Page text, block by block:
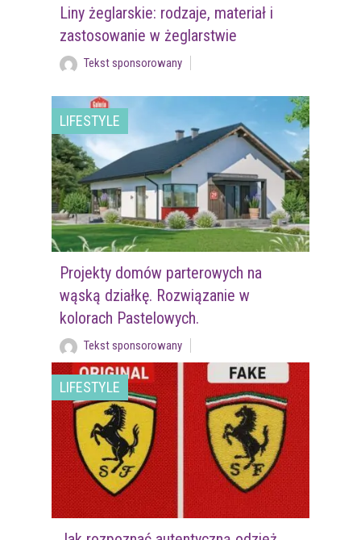
Liny żeglarskie: rodzaje, materiał i
zastosowanie w żeglarstwie
Tekst sponsorowany
LIFESTYLE
Projekty domów parterowych na
wąską działkę. Rozwiązanie w
kolorach Pastelowych.
Tekst sponsorowany
LIFESTYLE